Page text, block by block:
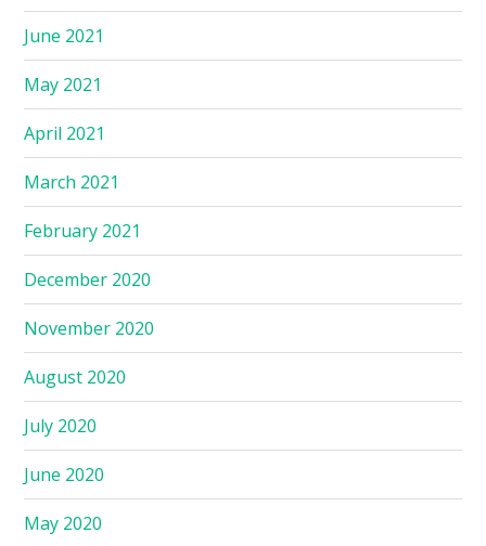
June 2021
May 2021
April 2021
March 2021
February 2021
December 2020
November 2020
August 2020
July 2020
June 2020
May 2020